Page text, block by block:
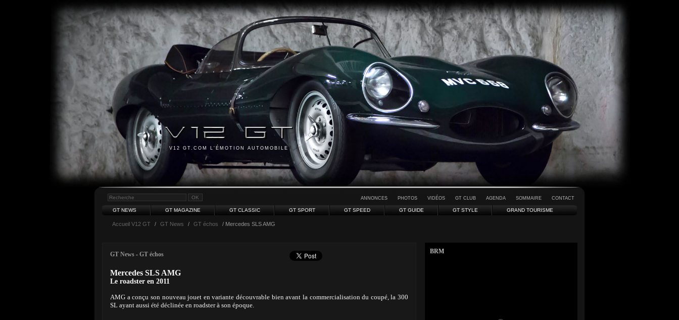
V12 GT.COM L'ÉMOTION AUTOMOBILE
ANNONCES PHOTOS VIDÉOS GT CLUB AGENDA SOMMAIRE CONTACT
GT NEWS GT MAGAZINE GT CLASSIC GT SPORT GT SPEED GT GUIDE GT STYLE GRAND TOURISME
Accueil V12 GT / GT News / GT échos / Mercedes SLS AMG
GT News - GT échos
Mercedes SLS AMG
Le roadster en 2011
AMG a conçu son nouveau jouet en variante découvrable bien avant la commercialisation du coupé, la 300
SL ayant aussi été déclinée en roadster à son époque.
BRM